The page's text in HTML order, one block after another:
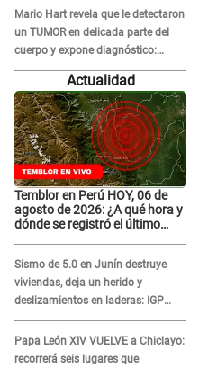
Mario Hart revela que le detectaron
un TUMOR en delicada parte del
cuerpo y expone diagnóstico:
"Dolores muy fuertes..."
Actualidad
Temblor en Perú HOY, 06 de
agosto de 2026: ¿A qué hora y
dónde se registró el último
Sismo de 5.0 en Junín destruye
viviendas, deja un herido y
deslizamientos en laderas: IGP
alerta sobre posibles réplicas
Papa León XIV VUELVE a Chiclayo:
recorrerá seis lugares que